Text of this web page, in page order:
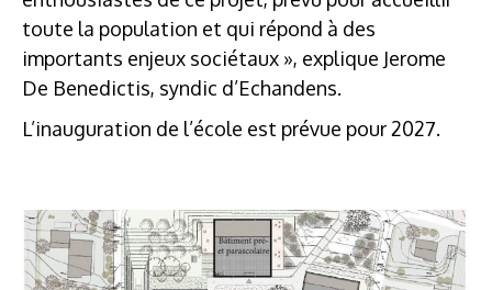
toute la population et qui répond à des
importants enjeux sociétaux », explique Jerome
De Benedictis, syndic d’Echandens.
L’inauguration de l’école est prévue pour 2027.